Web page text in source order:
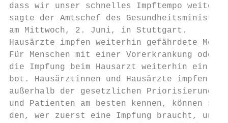
dass wir unser schnelles Impftempo
sagte der Amtschef des
am Mittwoch, 2. Juni, in Stuttgart.
Hausärzte impfen weiterhin gefährdete
Für Menschen mit einer Vorerkrankung oder
die Impfung beim Hausarzt weiterhin ein
bot. Hausärztinnen und Hausärzte impfen
außerhalb der gesetzlichen Priorisierung.
und Patienten am besten kennen, können
den, wer zuerst eine Impfung braucht,